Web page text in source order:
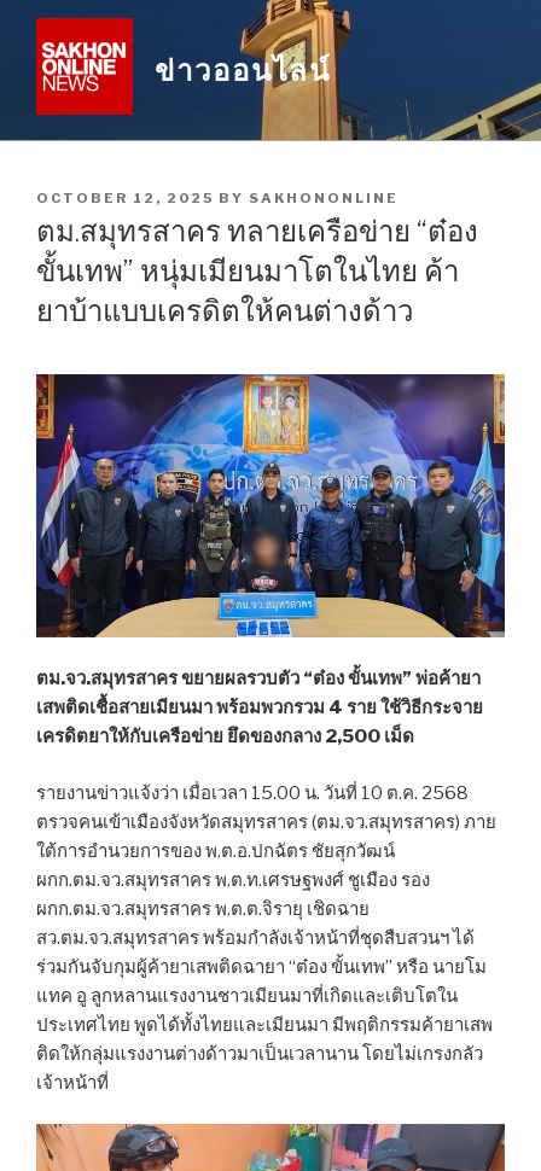
content
ข่าวออนไลน์
POSTED
OCTOBER 12, 2025 BY SAKHONONLINE
ตม.สมุทรสาคร ทลายเครือข่าย “ต๋อง
ขั้นเทพ” หนุ่มเมียนมาโตในไทย ค้า
ยาบ้าแบบเครดิตให้คนต่างด้าว
ตม.จว.สมุทรสาคร ขยายผลรวบตัว “ต๋อง ขั้นเทพ” พ่อค้ายา
เสพติดเชื้อสายเมียนมา พร้อมพวกรวม 4 ราย ใช้วิธีกระจาย
เครดิตยาให้กับเครือข่าย ยึดของกลาง 2,500 เม็ด
รายงานข่าวแจ้งว่า เมื่อเวลา 15.00 น. วันที่ 10 ต.ค. 2568
ตรวจคนเข้าเมืองจังหวัดสมุทรสาคร (ตม.จว.สมุทรสาคร) ภาย
ใต้การอำนวยการของ พ.ต.อ.ปกฉัตร ชัยสุกวัฒน์
ผกก.ตม.จว.สมุทรสาคร พ.ต.ท.เศรษฐพงศ์ ชูเมือง รอง
ผกก.ตม.จว.สมุทรสาคร พ.ต.ต.จิรายุ เชิดฉาย
สว.ตม.จว.สมุทรสาคร พร้อมกำลังเจ้าหน้าที่ชุดสืบสวนฯ ได้
ร่วมกันจับกุมผู้ค้ายาเสพติดฉายา “ต๋อง ขั้นเทพ” หรือ นายโม
แทค อู ลูกหลานแรงงานชาวเมียนมาที่เกิดและเติบโตใน
ประเทศไทย พูดได้ทั้งไทยและเมียนมา มีพฤติกรรมค้ายาเสพ
ติดให้กลุ่มแรงงานต่างด้าวมาเป็นเวลานาน โดยไม่เกรงกลัว
เจ้าหน้าที่